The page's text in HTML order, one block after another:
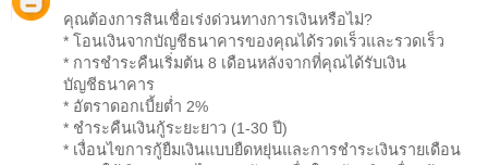
คุณต้องการสินเชื่อเร่งด่วนทางการเงินหรือไม่?
* โอนเงินจากบัญชีธนาคารของคุณได้รวดเร็วและรวดเร็ว
* การชำระคืนเริ่มต้น 8 เดือนหลังจากที่คุณได้รับเงิน
บัญชีธนาคาร
* อัตราดอกเบี้ยต่ำ 2%
* ชำระคืนเงินกู้ระยะยาว (1-30 ปี)
* เงื่อนไขการกู้ยืมเงินแบบยืดหยุ่นและการชำระเงินรายเดือน